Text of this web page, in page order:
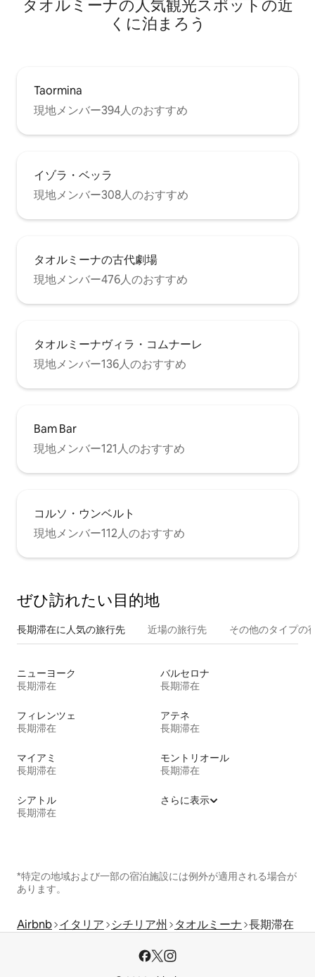
タオルミーナの人気観光スポットの近
くに泊まろう
Taormina
現地メンバー394人のおすすめ
イゾラ・ベッラ
現地メンバー308人のおすすめ
タオルミーナの古代劇場
現地メンバー476人のおすすめ
タオルミーナヴィラ・コムナーレ
現地メンバー136人のおすすめ
Bam Bar
現地メンバー121人のおすすめ
コルソ・ウンベルト
現地メンバー112人のおすすめ
ぜひ訪⁠れ⁠た⁠い目⁠的⁠地
長期滞在に人気の旅行先 近場の旅行先 その他のタ⁠イ⁠プ⁠の
ニューヨーク
長期滞在
バルセロナ
長期滞在
フィレンツェ
長期滞在
アテネ
長期滞在
マイアミ
長期滞在
モントリオール
長期滞在
シアトル
長期滞在
さらに表示
*特定の地域および一部の宿泊施設には例外が適用される場合が
あります。
Airbnb イタリア シチリア州 タオルミーナ 長期滞在